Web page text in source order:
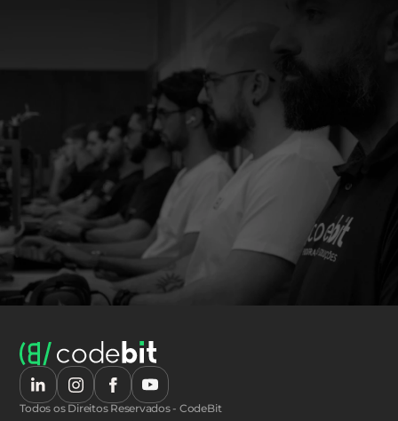
Todos os Direitos Reservados - CodeBit